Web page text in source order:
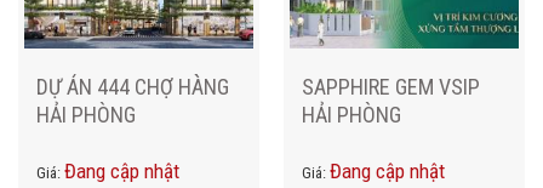
DỰ ÁN 444 CHỢ HÀNG
HẢI PHÒNG
Giá: Đang cập nhật
SAPPHIRE GEM VSIP
HẢI PHÒNG
Giá: Đang cập nhật